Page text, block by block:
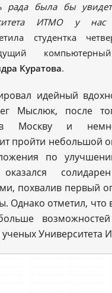
рада была бы
ИТМО у нас
студентка
Куратова.
идейный
Мыслюк, после
Москву и
пройти небольшой
по
похвалив первый
Однако отметил, что
ученых